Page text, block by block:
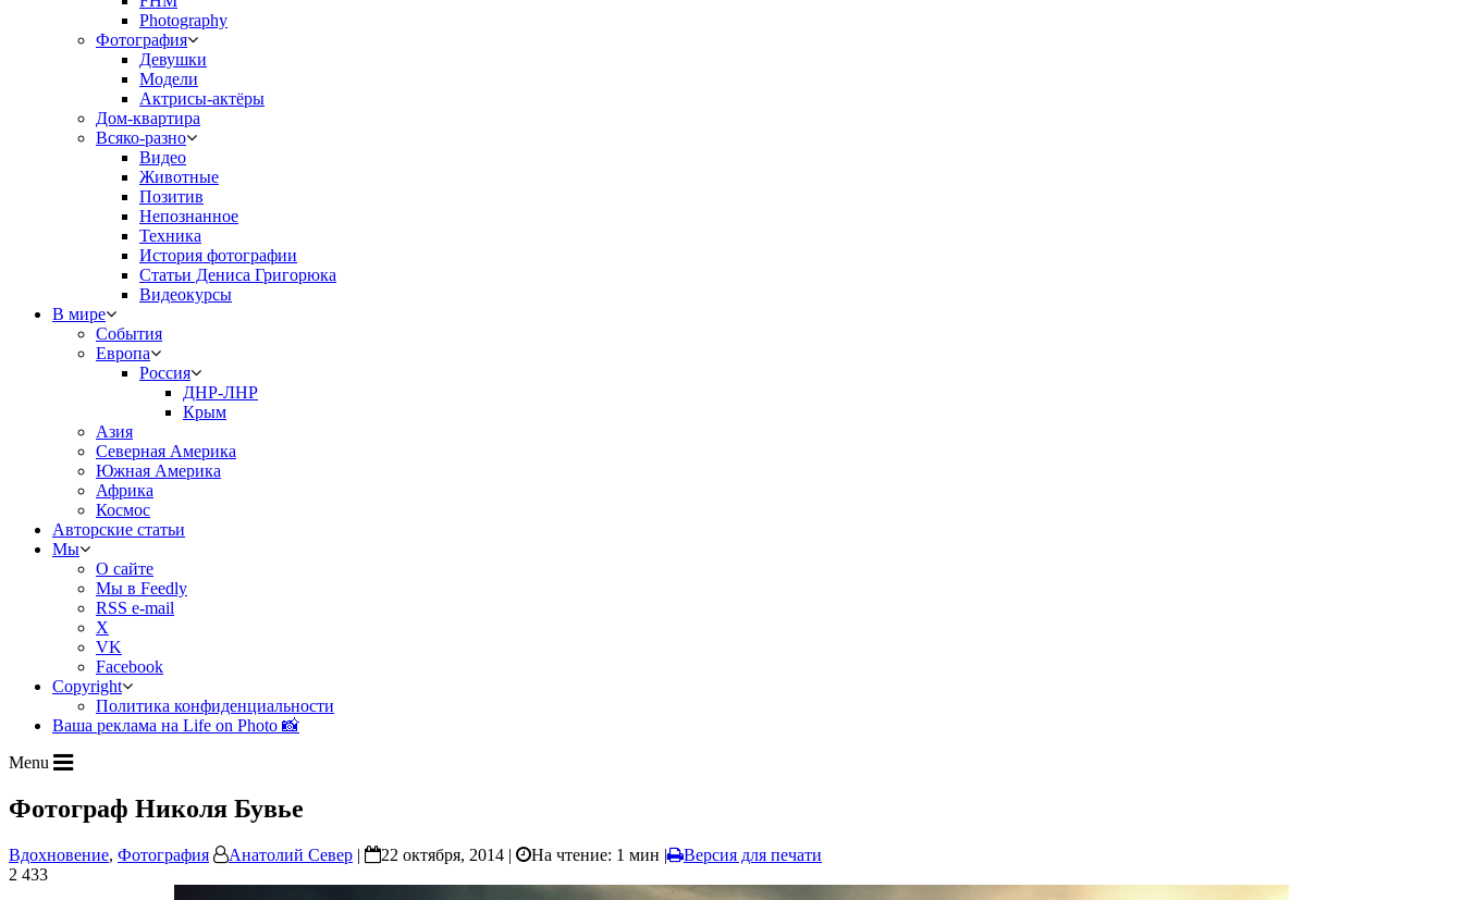
Photography
Фотография
Девушки
Модели
Актрисы-актёры
Дом-квартира
Всяко-разно
Видео
Животные
Позитив
Непознанное
Техника
История фотографии
Статьи Дениса Григорюка
Видеокурсы
В мире
События
Европа
Россия
ДНР-ЛНР
Крым
Азия
Северная Америка
Южная Америка
Африка
Космос
Авторские статьи
Мы
О сайте
Мы в Feedly
RSS e-mail
X
VK
Facebook
Copyright
Политика конфиденциальности
Ваша реклама на Life on Photo 📸
Menu
Фотограф Николя Бувье
Вдохновение, Фотография Анатолий Север | 22 октября, 2014 | На чтение: 1 мин |
Версия для печати
2 433